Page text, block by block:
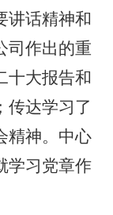
讲话精神和
司作出的重
十大报告和
传达学习了
精神。中心
学习党章作